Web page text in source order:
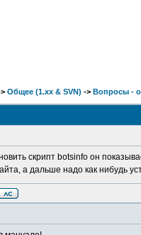
Общее (1.хх & SVN) -> Вопросы -
скрипт botsinfo он
а дальше надо как нибудь